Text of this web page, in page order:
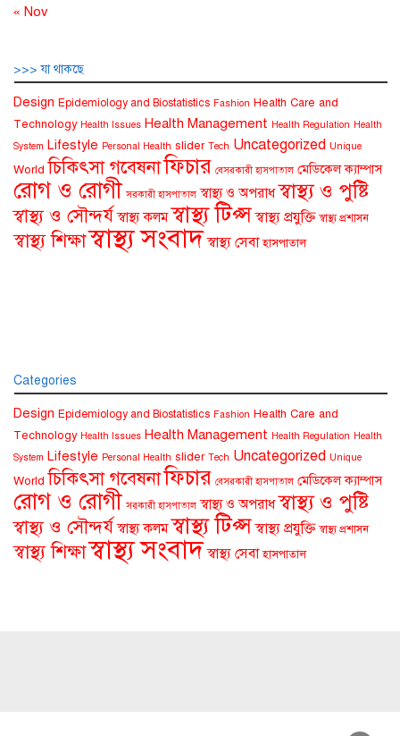
« Nov
>>> যা থাকছে
Design Epidemiology and Biostatistics Fashion Health Care and
Technology Health Issues Health Management Health Regulation Health
System Lifestyle Personal Health slider Tech Uncategorized Unique
World চিকিৎসা গবেষনাফিচার বেসরকারী হাসপাতাল মেডিকেল ক্যাম্পাস
রোগ ও রোগী সরকারী হাসপাতাল স্বাস্থ্য ও অপরাধ স্বাস্থ্য ও পুষ্টি
স্বাস্থ্য ও সৌন্দর্য স্বাস্থ্য কলম স্বাস্থ্য টিপ্স স্বাস্থ্য প্রযুক্তি স্বাস্থ্য প্রশাসন
স্বাস্থ্য শিক্ষাস্বাস্থ্য সংবাদ স্বাস্থ্য সেবা হাসপাতাল
Categories
Design Epidemiology and Biostatistics Fashion Health Care and
Technology Health Issues Health Management Health Regulation Health
System Lifestyle Personal Health slider Tech Uncategorized Unique
World চিকিৎসা গবেষনাফিচার বেসরকারী হাসপাতাল মেডিকেল ক্যাম্পাস
রোগ ও রোগী সরকারী হাসপাতাল স্বাস্থ্য ও অপরাধ স্বাস্থ্য ও পুষ্টি
স্বাস্থ্য ও সৌন্দর্য স্বাস্থ্য কলম স্বাস্থ্য টিপ্স স্বাস্থ্য প্রযুক্তি স্বাস্থ্য প্রশাসন
স্বাস্থ্য শিক্ষাস্বাস্থ্য সংবাদ স্বাস্থ্য সেবা হাসপাতাল